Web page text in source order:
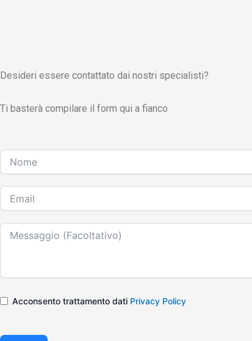
Desideri essere contattato dai nostri specialisti?
Ti basterà compilare il form qui a fianco
Acconsento trattamento dati Privacy Policy